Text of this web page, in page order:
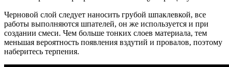
Черновой слой следует наносить грубой шпаклевкой, все
работы выполняются шпателей, он же используется и при
создании смеси. Чем больше тонких слоев материала, тем
меньшая вероятность появления вздутий и провалов, поэтому
наберитесь терпения.